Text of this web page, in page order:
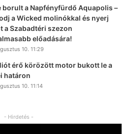
borult a Napfényfürdő Aquapolis –
a Wicked molinókkal és nyerj
a Szabadtéri szezon
előadására!
10. 11:29
érő körözött motor bukott le a
határon
10. 11:14
- Hirdetés -